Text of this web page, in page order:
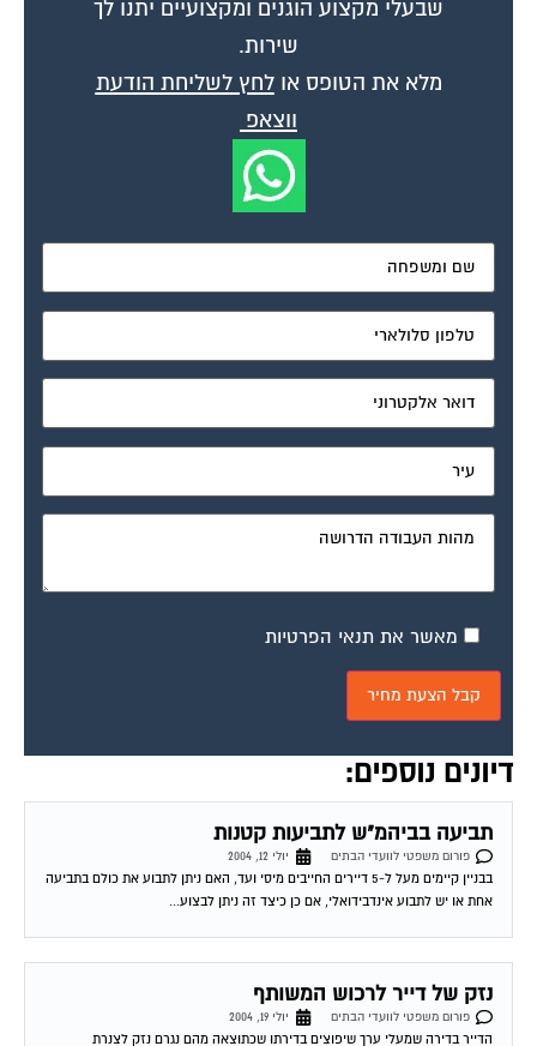
שירות.
מלא את הטופס אולחץ לשליחת הודעת
ווצאפ
דיונים נוספים:
תביעה בביהמ"ש לתביעות קטנות
פורום משפטי לוועדי הבתים
יולי 12, 2004
בבניין קיימים מעל ל-5 דיירים החייבים מיסי ועד, האם ניתן לתבוע את כולם בתביעה
אחת או יש לתבוע אינדבידואלי, אם כן כיצד זה ניתן לבצוע...
נזק של דייר לרכוש המשותף
פורום משפטי לוועדי הבתים
יולי 19, 2004
הדייר בדירה שמעלי ערך שיפוצים בדירתו שכתוצאה מהם נגרם נזק לצנרת
המשותפת, אחת הדירות בבניין הוצפה ונגרם לה נזק רב. האם העובדה שהנזק נגרם